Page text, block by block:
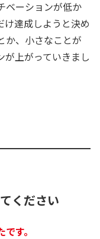
ベーションが低か
け達成しようと決め
か、小さなことが
上がっていきまし
ください
す。